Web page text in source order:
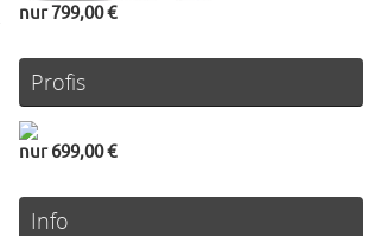
nur 799,00 €
Profis
nur 699,00 €
Info